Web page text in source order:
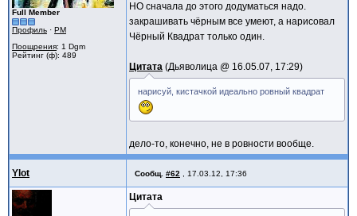
Full Member
Профиль · PM
Поощрения: 1 Dgm
Рейтинг (ф): 489
НО сначала до этого додуматься надо.
закрашивать чёрным все умеют, а нарисовал
Чёрный Квадрат только один.
Цитата Дьяволица @ 16.05.07, 17:29
нарисуй, кистачкой идеально ровный квадрат
дело-то, конечно, не в ровности вообще.
Ylot Сообщ. #62 17.03.12, 17:36
Цитата